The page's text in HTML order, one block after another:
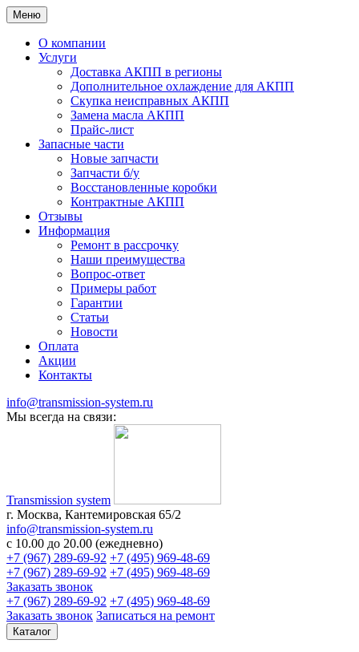
Меню
О компании
Услуги
Доставка АКПП в регионы
Дополнительное охлаждение для АКПП
Скупка неисправных АКПП
Замена масла АКПП
Прайс-лист
Запасные части
Новые запчасти
Запчасти б/у
Восстановленные коробки
Контрактные АКПП
Отзывы
Информация
Ремонт в рассрочку
Наши преимущества
Вопрос-ответ
Примеры работ
Гарантии
Статьи
Новости
Оплата
Акции
Контакты
info@transmission-system.ru
Мы всегда на связи:
Transmission system
г. Москва, Кантемировская 65/2
info@transmission-system.ru
с 10.00 до 20.00 (ежедневно)
+7 (967) 289-69-92 +7 (495) 969-48-69
+7 (967) 289-69-92 +7 (495) 969-48-69
Заказать звонок
+7 (967) 289-69-92 +7 (495) 969-48-69
Заказать звонок Записаться на ремонт
Каталог